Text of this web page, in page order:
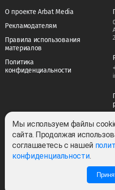
О проекте Arbat Media
Рекламодателям
Правила использования
материалов
Политика
конфиденциальности
Все права защищены ©2022-2026.
Мы используем файлы
сайта. Продолжая
соглашаетесь с нашей
конфиденциальности.